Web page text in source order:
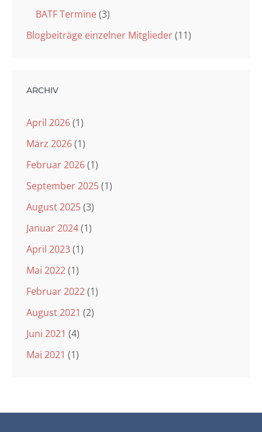
BATF Termine(3)
Blogbeiträge einzelner Mitglieder(11)
ARCHIV
April 2026(1)
März 2026(1)
Februar 2026(1)
September 2025(1)
August 2025(3)
Januar 2024(1)
April 2023(1)
Mai 2022(1)
Februar 2022(1)
August 2021 (2)
Juni 2021 (4)
Mai 2021 (1)